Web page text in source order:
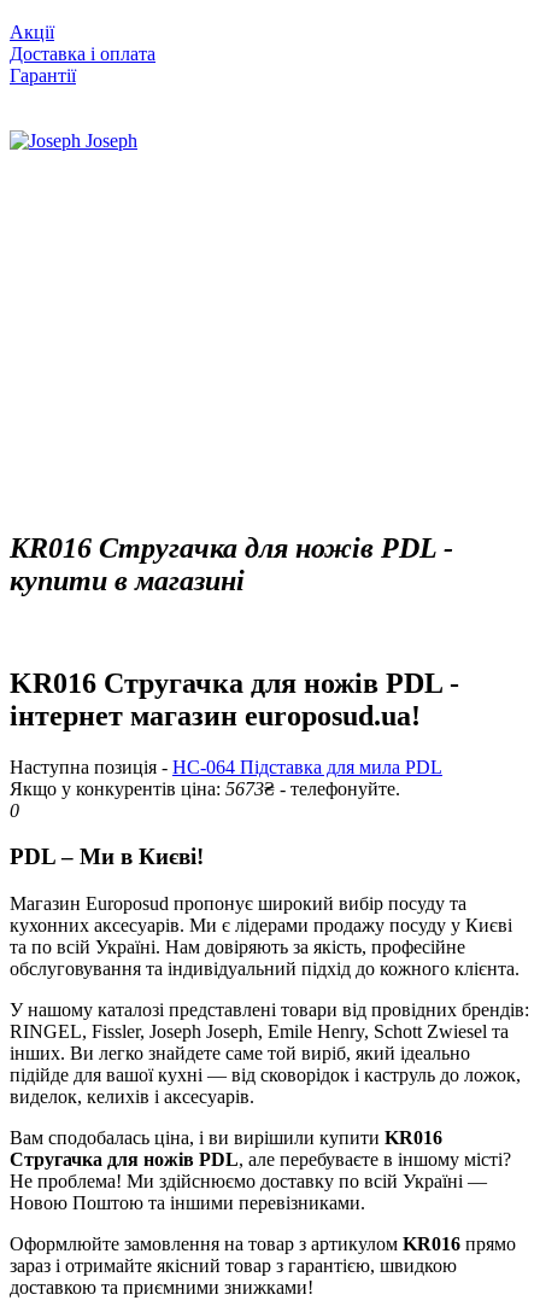
Акції
Доставка і оплата
Гарантії
KR016 Стругачка для ножів PDL -
купити в магазині
KR016 Стругачка для ножів PDL -
інтернет магазин europosud.ua!
Наступна позиція - HC-064 Підставка для мила PDL
Якщо у конкурентів ціна: 5673₴ - телефонуйте.
0
PDL – Ми в Києві!
Магазин Europosud пропонує широкий вибір посуду та
кухонних аксесуарів. Ми є лідерами продажу посуду у Києві
та по всій Україні. Нам довіряють за якість, професійне
обслуговування та індивідуальний підхід до кожного клієнта.
У нашому каталозі представлені товари від провідних брендів:
RINGEL, Fissler, Joseph Joseph, Emile Henry, Schott Zwiesel та
інших. Ви легко знайдете саме той виріб, який ідеально
підійде для вашої кухні — від сковорідок і каструль до ложок,
виделок, келихів і аксесуарів.
Вам сподобалась ціна, і ви вирішили купити KR016
Стругачка для ножів PDL, але перебуваєте в іншому місті?
Не проблема! Ми здійснюємо доставку по всій Україні —
Новою Поштою та іншими перевізниками.
Оформлюйте замовлення на товар з артикулом KR016 прямо
зараз і отримайте якісний товар з гарантією, швидкою
доставкою та приємними знижками!